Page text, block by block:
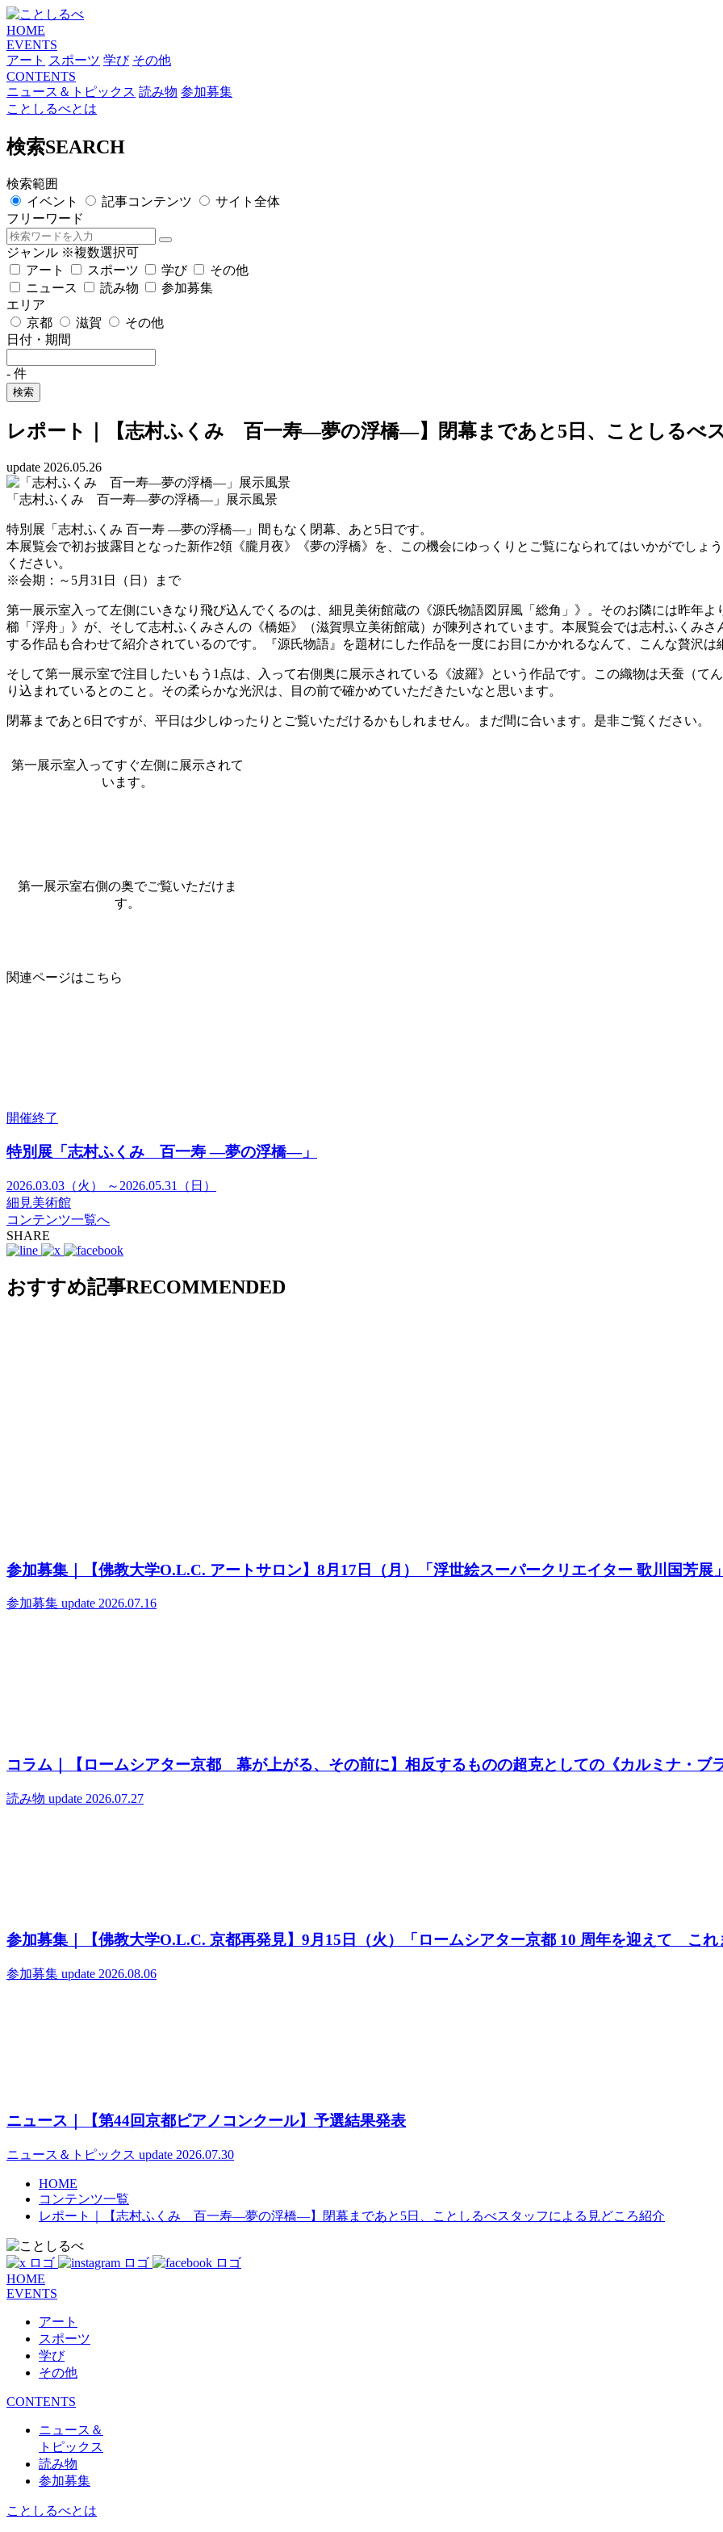
HOME
EVENTS
アート スポーツ 学び その他
CONTENTS
ニュース＆トピックス 読み物 参加募集
ことしるべとは
検索SEARCH
検索範囲
イベント
記事コンテンツ
サイト全体
フリーワード
ジャンル ※複数選択可
アート
スポーツ 学び
その他
ニュース
読み物
参加募集
エリア
京都
滋賀
その他
日付・期間
- 件
検索
レポート｜【志村ふくみ 百一寿―夢の浮橋―】閉幕まであと5日、ことしるべ
update 2026.05.26
「志村ふくみ 百一寿―夢の浮橋―」展示風景
特別展「志村ふくみ 百一寿 ―夢の浮橋―」間もなく閉幕、あと5日です。
本展覧会で初お披露目となった新作2領《朧月夜》《夢の浮橋》を、この機会にゆっくりとご覧になられてはいかがでしょ
ください。
※会期：～5月31日（日）まで
第一展示室入って左側にいきなり飛び込んでくるのは、細見美術館蔵の《源氏物語図屛風「総角」》。そのお隣には昨年
櫛「浮舟」》が、そして志村ふくみさんの《橋姫》（滋賀県立美術館蔵）が陳列されています。本展覧会では志村ふくみ
する作品も合わせて紹介されているのです。『源氏物語』を題材にした作品を一度にお目にかかれるなんて、こんな贅沢は
そして第一展示室で注目したいもう1点は、入って右側奥に展示されている《波羅》という作品です。この織物は天蚕（て
り込まれているとのこと。その柔らかな光沢は、目の前で確かめていただきたいなと思います。
閉幕まであと6日ですが、平日は少しゆったりとご覧いただけるかもしれません。まだ間に合います。是非ご覧ください。
第一展示室入ってすぐ左側に展示されて
います。
第一展示室右側の奥でご覧いただけま
す。
関連ページはこちら
開催終了
特別展「志村ふくみ 百一寿 ―夢の浮橋―」
2026.03.03（火） ～2026.05.31（日）
細見美術館
コンテンツ一覧へ
SHARE
おすすめ記事RECOMMENDED
参加募集｜【佛教大学O.L.C. アートサロン】8月17日（月）「浮世絵スーパークリエイター 歌川国芳展」
参加募集 update 2026.07.16
コラム｜【ロームシアター京都 幕が上がる、その前に】相反するものの超克としての《カルミナ・ブラ
読み物 update 2026.07.27
参加募集｜【佛教大学O.L.C. 京都再発見】9月15日（火）「ロームシアター京都 10 周年を迎えて これ
参加募集 update 2026.08.06
ニュース｜【第44回京都ピアノコンクール】予選結果発表
ニュース＆トピックス update 2026.07.30
HOME
コンテンツ一覧
レポート｜【志村ふくみ 百一寿―夢の浮橋―】閉幕まであと5日、ことしるべスタッフによる見どころ紹介
HOME
EVENTS
アート
スポーツ
学び
その他
CONTENTS
ニュース＆
トピックス
読み物
参加募集
ことしるべとは